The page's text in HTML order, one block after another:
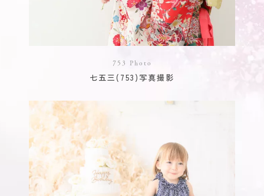
753 Photo
七五三(753)写真撮影